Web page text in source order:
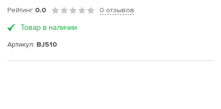
Рейтинг 0.0 0 отзывов
Товар в наличии
Артикул: BJ510